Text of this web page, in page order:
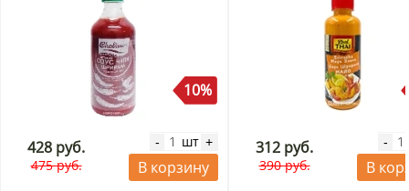
10%
428 руб.
475 руб.
- шт +
В корзину
312 руб.
390 руб.
-
В